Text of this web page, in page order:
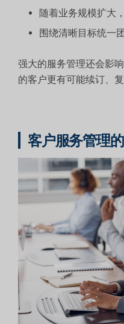
随着业务规模扩大
围绕清晰目标统一
强大的服务管理还会影
的客户更有可能续订、
客户服务管理